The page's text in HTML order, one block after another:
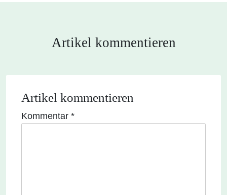
Artikel kommentieren
Artikel kommentieren
Kommentar *